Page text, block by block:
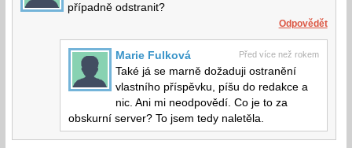
případně odstranit?
Odpovědět
Před více než rokem
Marie Fulková
Také já se marně dožaduji ostranění
vlastního příspěvku, píšu do redakce a
nic. Ani mi neodpovědí. Co je to za
obskurní server? To jsem tedy naletěla.